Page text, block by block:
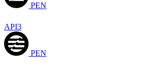
PEN
API3
PEN